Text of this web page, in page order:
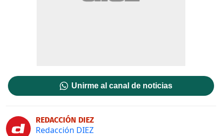
Unirme al canal de noticias
REDACCIÓN DIEZ
Redacción DIEZ